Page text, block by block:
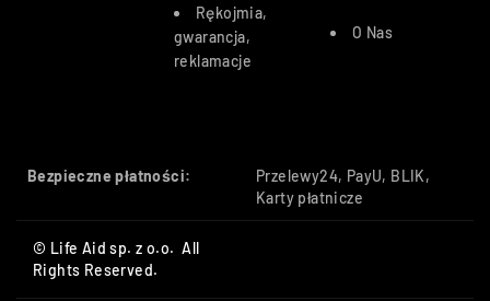
Rękojmia,
gwarancja,
reklamacje
O Nas
Bezpieczne płatności:
Przelewy24, PayU, BLIK,
Karty płatnicze
© Life Aid sp. z o.o. All
Rights Reserved.